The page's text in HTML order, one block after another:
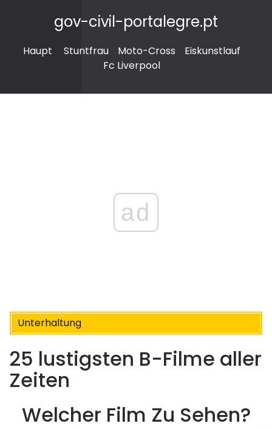
gov-civil-portalegre.pt
Haupt Stuntfrau Moto-Cross
Eiskunstlauf
Fc Liverpool
ad
Unterhaltung
25 lustigsten B-Filme aller
Zeiten
Welcher Film Zu Sehen?